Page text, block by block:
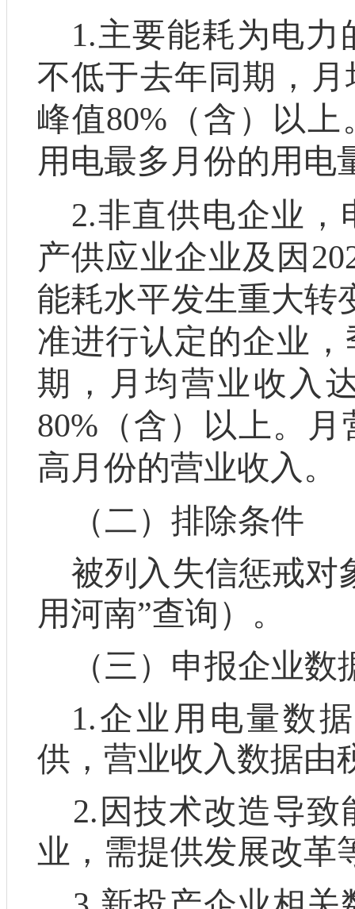
1.主要能耗为电力
不低于去年同期，
峰值80% （含）以
用电最多月份的用电
2.非直供电企业
产供应业企业及因
能耗水平发生重大转
准进行认定的企业
期，月均营业收入
80% （含）以上。
高月份的营业收入。
（二）排除条件
被列入失信惩戒对
用河南”查询）。
（三）申报企业
1.企业用电量数
供 ，营业收入数据由
2. 因技术改造导
业，需提供发展改革